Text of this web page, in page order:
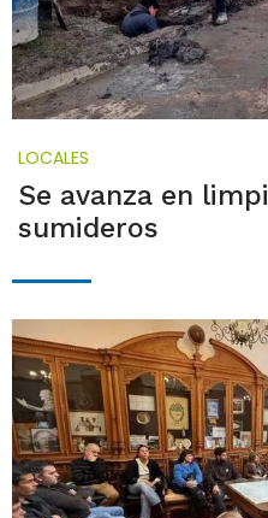
LOCALES
Se avanza en
sumideros